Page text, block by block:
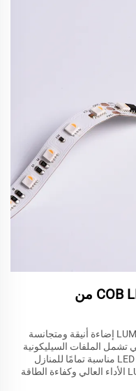
حسّن مساحتك مع شرائط COB LED من
توفر شرائح LED من نوع COB من LUMIMORE إضاءة أنيقة ومتجانسة
تشمل الملفات السيليكونية
وملفات الألمنيوم، فإن هذه شرائط الإضاءة LED مناسبة تمامًا للمنازل
الحديثة والأماكن المهنية. يضمن LUMIMORE الأداء العالي وكفاءة الطاقة